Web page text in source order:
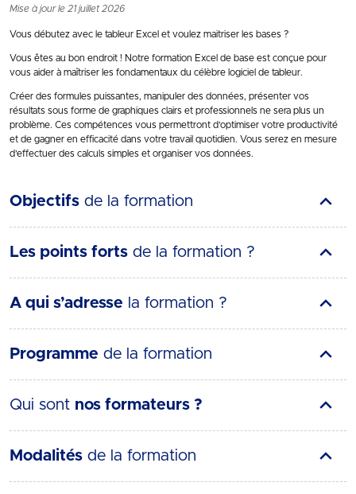
Mise à jour le 21 juillet 2026
Vous débutez avec le tableur Excel et voulez maitriser les bases ?
Vous êtes au bon endroit ! Notre formation Excel de base est conçue pour
vous aider à maîtriser les fondamentaux du célèbre logiciel de tableur.
Créer des formules puissantes, manipuler des données, présenter vos
résultats sous forme de graphiques clairs et professionnels ne sera plus un
problème. Ces compétences vous permettront d’optimiser votre productivité
et de gagner en efficacité dans votre travail quotidien. Vous serez en mesure
d’effectuer des calculs simples et organiser vos données.
Objectifs de la formation
Les points forts de la formation ?
A qui s’adresse la formation ?
Programme de la formation
Qui sont nos formateurs ?
Modalités de la formation